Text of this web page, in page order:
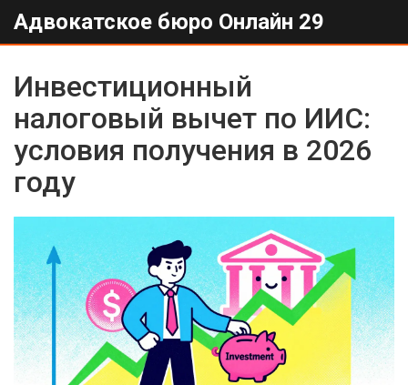
Адвокатское бюро Онлайн 29
Инвестиционный
налоговый вычет по ИИС:
условия получения в 2026
году